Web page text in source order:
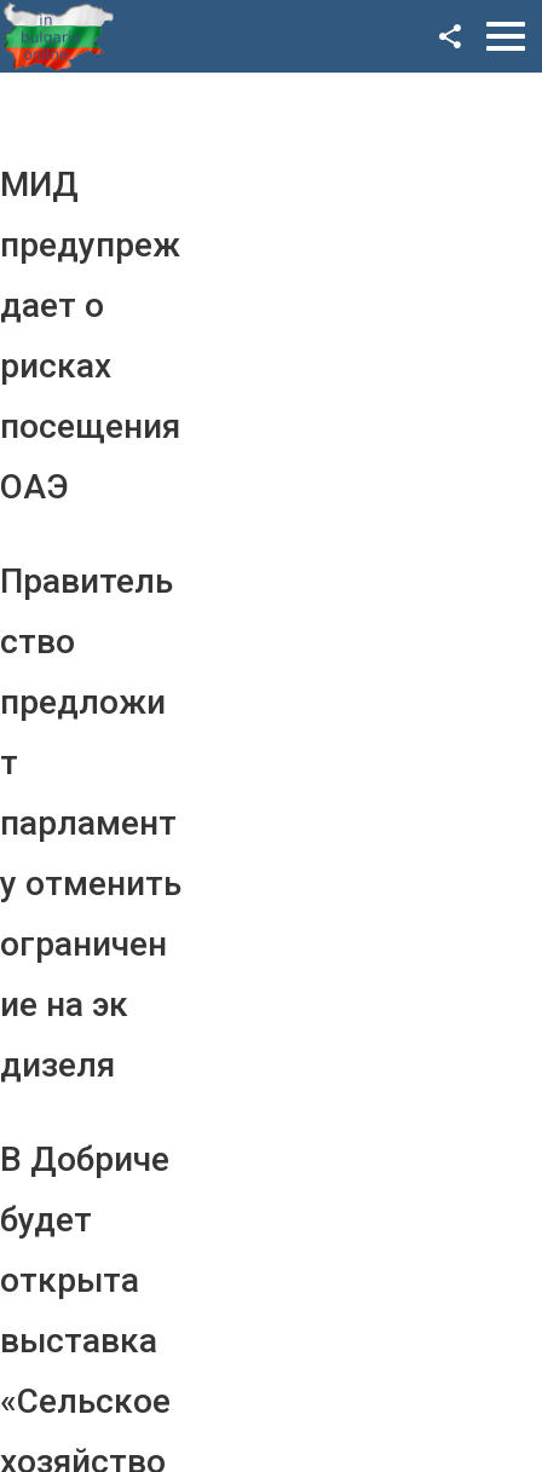
МИД
предупреж
дает о
рисках
посещения
ОАЭ
Правитель
ство
предложи
т
парламент
у отменить
ограничен
ие на эк
дизеля
В Добриче
будет
открыта
выставка
«Сельское
хозяйство